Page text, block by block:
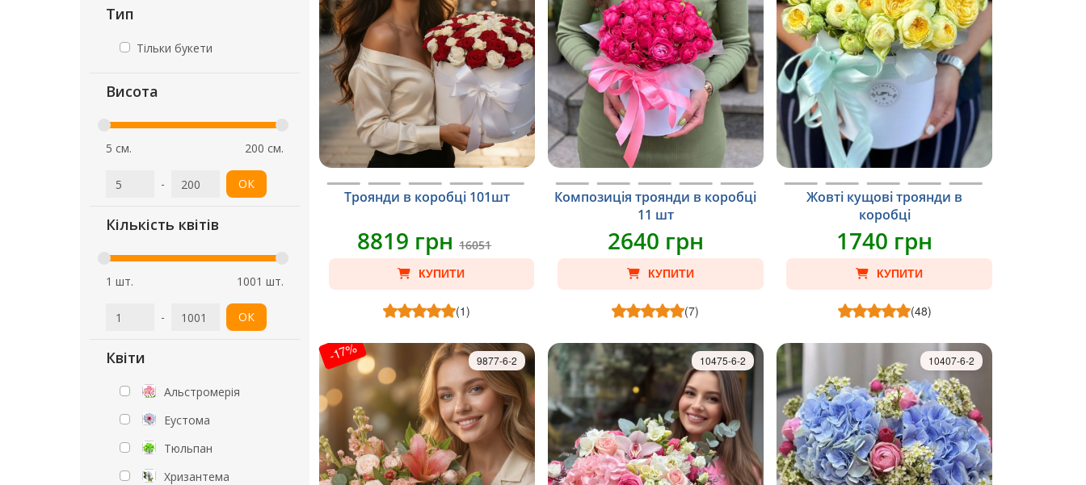
Тип
Тільки букети
Висота
5 см. 200 см.
- ОК
Кількість квітів
1 шт. 1001 шт.
- ОК
Квіти
Альстромерія
Еустома
Тюльпан
Хризантема
Троянди в коробці 101шт
8819 грн16051
КУПИТИ
(1)
Композиція троянди в коробці
11 шт
2640 грн
КУПИТИ
(7)
Жовті кущові троянди в
коробці
1740 грн
КУПИТИ
(48)
-17% 9877-6-2 10475-6-2 10407-6-2